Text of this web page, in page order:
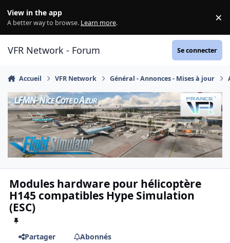
View in the app
A better way to browse. Learn more. ×
VFR Network - Forum Se connecter
Accueil VFR Network Général - Annonces - Mises à jour
Modules hardware pour hélicoptère
H145 compatibles Hype Simulation
(ESC)
Partager
Abonnés